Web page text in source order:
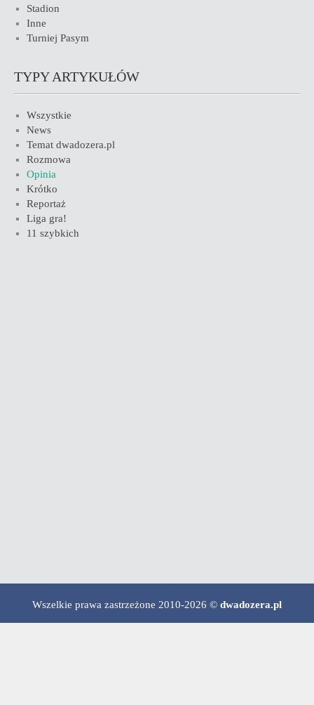
Stadion
Inne
Turniej Pasym
TYPY ARTYKUŁÓW
Wszystkie
News
Temat dwadozera.pl
Rozmowa
Opinia
Krótko
Reportaż
Liga gra!
11 szybkich
Wszelkie prawa zastrzeżone 2010-2026 © dwadozera.pl